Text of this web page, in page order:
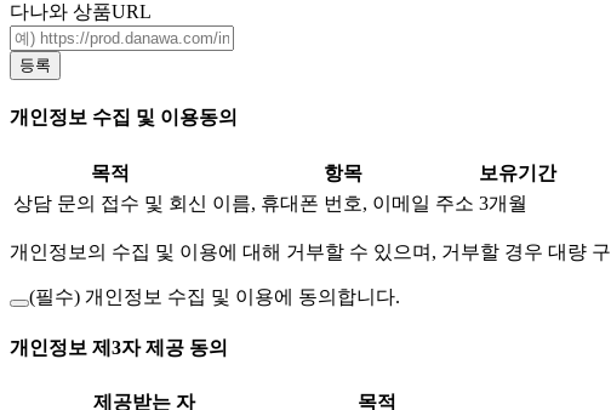
다나와 상품URL
등록
개인정보 수집 및 이용동의
목적 항목
보유기간
상담 문의 접수 및 회신 이름, 휴대폰 번호, 이메일 주소 3개월
개인정보의 수집 및 이용에 대해 거부할 수 있으며, 거부할 경우 대량
(필수) 개인정보 수집 및 이용에 동의합니다.
개인정보 제3자 제공 동의
제공받는 자 목적